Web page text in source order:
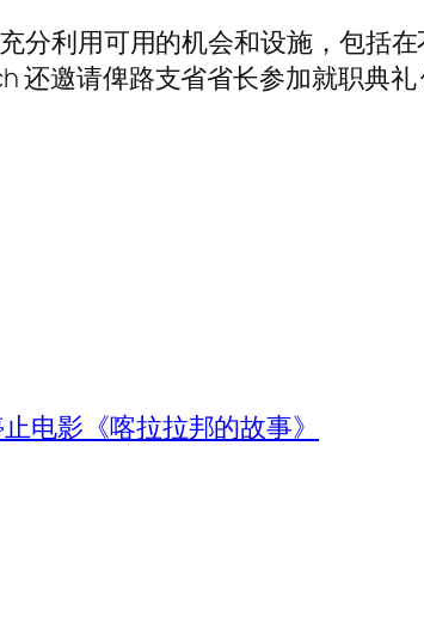
分利用可用的机会和设施，包括
还邀请俾路支省省长参加就职典礼
电影《喀拉拉邦的故事》